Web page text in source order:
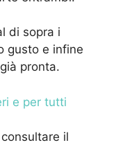
di sopra i
gusto e infine
pronta.
e per tutti
il